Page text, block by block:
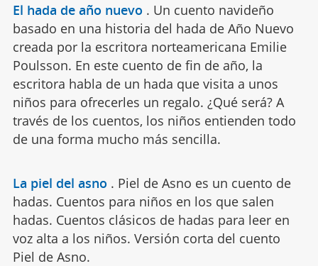
El hada de año nuevo . Un cuento navideño
basado en una historia del hada de Año Nuevo
creada por la escritora norteamericana Emilie
Poulsson. En este cuento de fin de año, la
escritora habla de un hada que visita a unos
niños para ofrecerles un regalo. ¿Qué será? A
través de los cuentos, los niños entienden todo
de una forma mucho más sencilla.
La piel del asno . Piel de Asno es un cuento de
hadas. Cuentos para niños en los que salen
hadas. Cuentos clásicos de hadas para leer en
voz alta a los niños. Versión corta del cuento
Piel de Asno.